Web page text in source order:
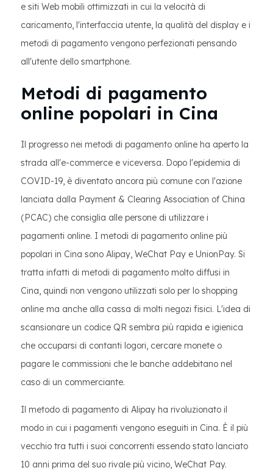
e siti Web mobili ottimizzati in cui la velocità di
caricamento, l'interfaccia utente, la qualità del display e i
metodi di pagamento vengono perfezionati pensando
all'utente dello smartphone.
Metodi di pagamento
online popolari in Cina
Il progresso nei metodi di pagamento online ha aperto la
strada all'e-commerce e viceversa. Dopo l'epidemia di
COVID-19, è diventato ancora più comune con l'azione
lanciata dalla Payment & Clearing Association of China
(PCAC) che consiglia alle persone di utilizzare i
pagamenti online. I metodi di pagamento online più
popolari in Cina sono Alipay, WeChat Pay e UnionPay. Si
tratta infatti di metodi di pagamento molto diffusi in
Cina, quindi non vengono utilizzati solo per lo shopping
online ma anche alla cassa di molti negozi fisici. L'idea di
scansionare un codice QR sembra più rapida e igienica
che occuparsi di contanti logori, cercare monete o
pagare le commissioni che le banche addebitano nel
caso di un commerciante.
Il metodo di pagamento di Alipay ha rivoluzionato il
modo in cui i pagamenti vengono eseguiti in Cina. È il più
vecchio tra tutti i suoi concorrenti essendo stato lanciato
10 anni prima del suo rivale più vicino, WeChat Pay.